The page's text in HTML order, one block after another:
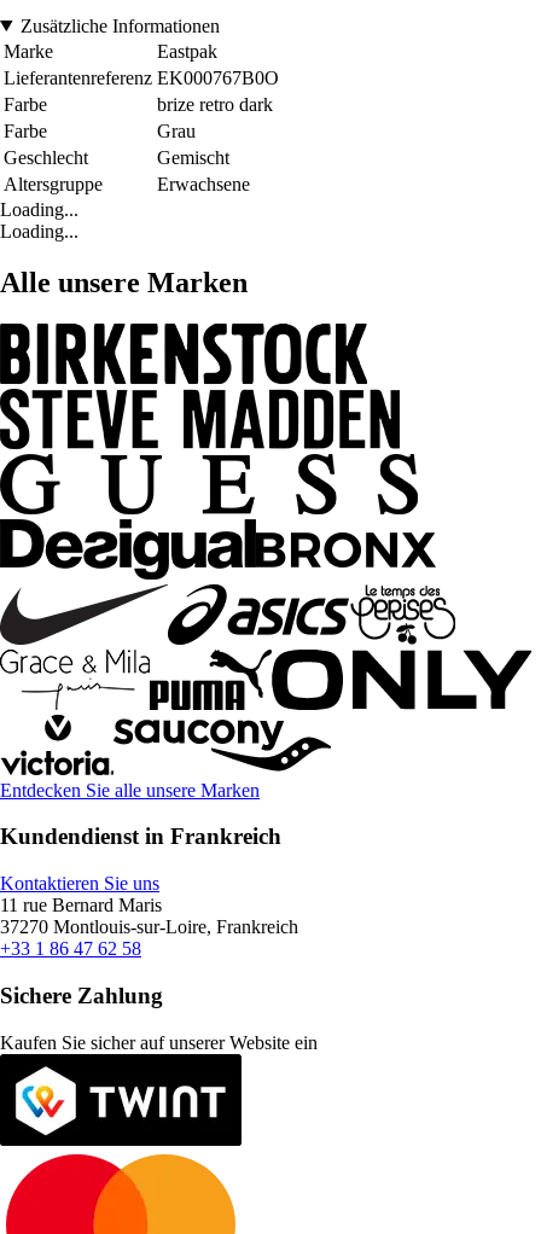
Zusätzliche Informationen
Marke
Eastpak
Lieferantenreferenz EK000767B0O
Farbe
brize retro dark
Farbe
Grau
Geschlecht
Gemischt
Altersgruppe
Erwachsene
Loading...
Loading...
Alle unsere Marken
Entdecken Sie alle unsere Marken
Kundendienst in Frankreich
Kontaktieren Sie uns
11 rue Bernard Maris
37270 Montlouis-sur-Loire, Frankreich
+33 1 86 47 62 58
Sichere Zahlung
Kaufen Sie sicher auf unserer Website ein